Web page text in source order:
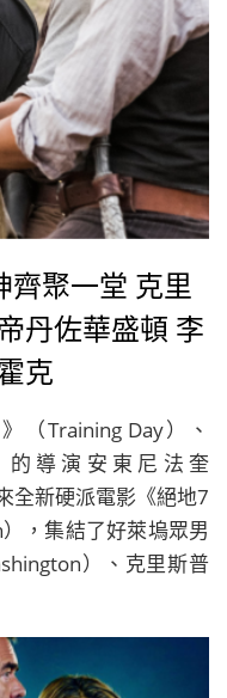
齊聚一堂 克里
丹佐華盛頓 李
克
（Training Day）、
的導演安東尼法奎
全新硬派電影《絕地7
，集結了好萊塢眾男
）、克里斯普
足夠讓粉絲心甘情願